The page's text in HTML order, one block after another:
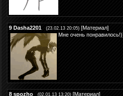
9 Dasha2201 (23.02.13 20:05) [Материал]
Мне очень
8 spozho (02.01.13 13:20) [Материал]